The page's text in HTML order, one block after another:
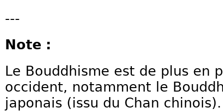
---
Note :
Le Bouddhisme est de plus en
occident, notamment le
japonais (issu du Chan chinois).